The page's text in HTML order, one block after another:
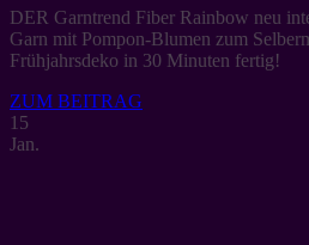
DER Garntrend Fiber Rainbow neu
Garn mit Pompon-Blumen zum
Frühjahrsdeko in 30 Minuten fertig!
ZUM BEITRAG
15
Jan.